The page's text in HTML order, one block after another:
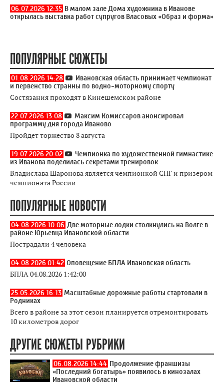
06.07.2026 12:35 В малом зале Дома художника в Иванове
открылась выставка работ супругов Власовых «Образ и форма»
ПОПУЛЯРНЫЕ СЮЖЕТЫ
01.08.2026 14:28
Ивановская область принимает чемпионат
и первенство странны по водно-моторному спорту
Состязания проходят в Кинешемском районе
22.07.2026 13:08
Максим Комиссаров анонсировал
программу дня города Иваново
Пройдет торжество 8 августа
19.07.2026 20:02
Чемпионка по художественной гимнастике
из Иванова поделилась секретами тренировок
Владислава Шаронова является чемпионкой СНГ и призером
чемпионата России
ПОПУЛЯРНЫЕ НОВОСТИ
04.08.2026 10:06 Две моторные лодки столкнулись на Волге в
районе Юрьевца Ивановской области
Пострадали 4 человека
04.08.2026 01:42 Оповещение БПЛА Ивановская область
БПЛА 04.08.2026 1:42:00
25.05.2026 16:13 Масштабные дорожные работы стартовали в
Родниках
Всего в районе за этот сезон планируется отремонтировать
10 километров дорог
ДРУГИЕ СЮЖЕТЫ РУБРИКИ
06.08.2026 14:44 Продолжение франшизы
«Последний богатырь» появилось в кинозалах
Ивановской области